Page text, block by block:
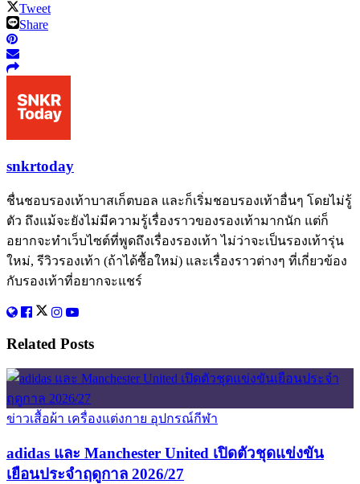
Tweet
Share
snkrtoday
ชื่นชอบรองเท้าบาสเก็ตบอล และก็เริ่มชอบรองเท้าอื่นๆ โดยไม่รู้
ตัว ถึงแม้จะยังไม่มีความรู้เรื่องราวของรองเท้ามากนัก แต่ก็
อยากจะทำเว็บไซต์ที่พูดถึงเรื่องรองเท้า ไม่ว่าจะเป็นรองเท้ารุ่น
ใหม่, รีวิวรองเท้า (ถ้าได้ซื้อใหม่) และเรื่องราวต่างๆ ที่เกี่ยวข้อง
กับรองเท้าที่อยากจะแชร์
Related Posts
ข่าวเสื้อผ้า เครื่องแต่งกาย อุปกรณ์กีฬา
adidas และ Manchester United เปิดตัวชุดแข่งขัน
เยือนประจำฤดูกาล 2026/27